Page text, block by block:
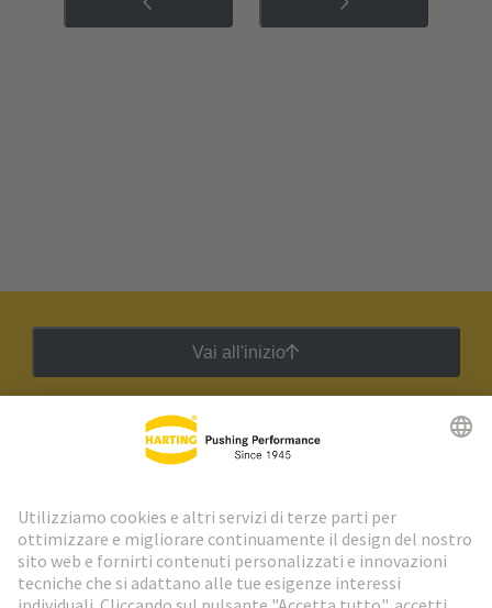
Vai all'inizio
Newsletter HARTING
Vai al registrazione